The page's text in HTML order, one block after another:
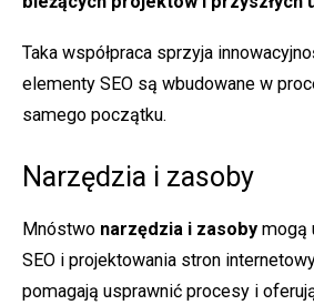
Taka współpraca sprzyja
elementy SEO są wbudowane w
samego początku.
Narzędzia i zasoby
Mnóstwo narzędzia i zasoby mogą
SEO i projektowania stron
pomagają usprawnić procesy i